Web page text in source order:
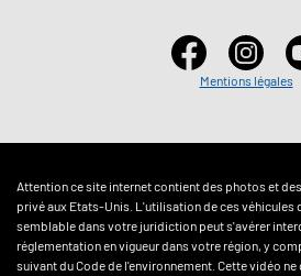
Mentions légales
Attention ce site internet contient des photos et
privé aux Etats-Unis. L'utilisation de ces véhicules
semblable dans votre juridiction peut s'avérer
réglementation en vigueur dans votre région, y
suivant du Code de l'environnement. Cette vidéo